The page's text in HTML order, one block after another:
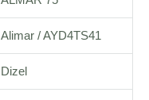
Alimar / AYD4TS41
Dizel